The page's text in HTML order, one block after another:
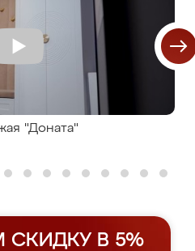
"Доната"
СКИДКУ В 5%